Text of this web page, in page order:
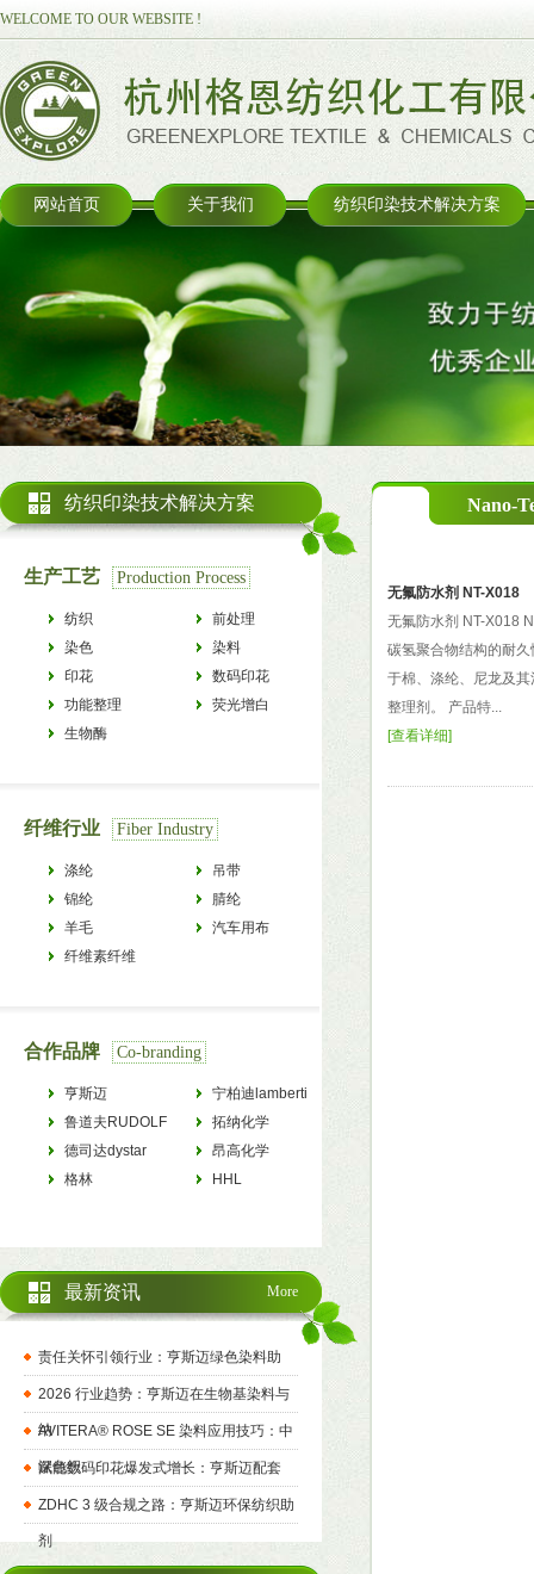
WELCOME TO OUR WEBSITE !
网站首页 关于我们 纺织印染技术解决方案
Nano-
无氟防水剂 NT-X018
无氟防水剂 NT-X018
碳氢聚合物结构的耐
于棉、涤纶、尼龙及
整理剂。 产品特...
[查看详细]
纺织印染技术解决方案
生产工艺 Production Process
纺织
前处理
染色
染料
印花
数码印花
功能整理
荧光增白
生物酶
纤维行业 Fiber Industry
涤纶
吊带
锦纶
腈纶
羊毛
汽车用布
纤维素纤维
合作品牌 Co-branding
亨斯迈
HUNTSMAN
宁柏迪lamberti
鲁道夫RUDOLF
拓纳化学
tanatexchemicals
德司达dystar
昂高化学
archroma
格林 HHL
More
最新资讯
责任关怀引领行业：亨斯迈绿色染料助
2026 行业趋势：亨斯迈在生物基染料与
纳
AVITERA® ROSE SE 染料应用技巧：中
深色织
赋能数码印花爆发式增长：亨斯迈配套
ZDHC 3 级合规之路：亨斯迈环保纺织助
剂